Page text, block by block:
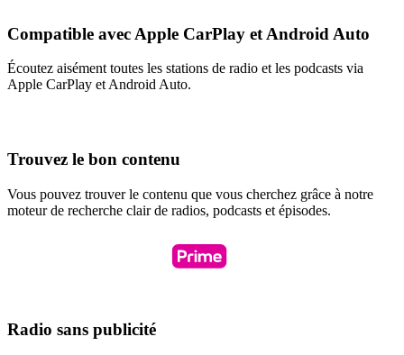
Compatible avec Apple CarPlay et Android Auto
Écoutez aisément toutes les stations de radio et les podcasts via
Apple CarPlay et Android Auto.
Trouvez le bon contenu
Vous pouvez trouver le contenu que vous cherchez grâce à notre
moteur de recherche clair de radios, podcasts et épisodes.
Radio sans publicité